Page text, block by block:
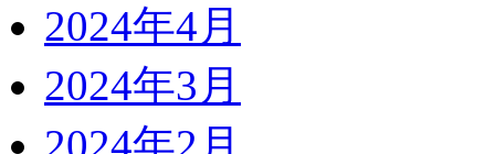
2024年4月
2024年3月
2024年2月